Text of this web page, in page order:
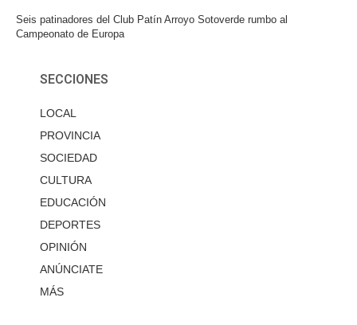
Seis patinadores del Club Patín Arroyo Sotoverde rumbo al
Campeonato de Europa
SECCIONES
LOCAL
PROVINCIA
SOCIEDAD
CULTURA
EDUCACIÓN
DEPORTES
OPINIÓN
ANÚNCIATE
MÁS